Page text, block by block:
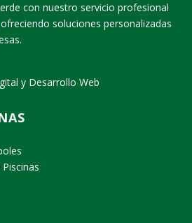
con nuestro servicio profesional
soluciones personalizadas
y Desarrollo Web